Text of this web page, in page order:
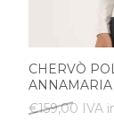
CHERVÒ
€159,00 IVA